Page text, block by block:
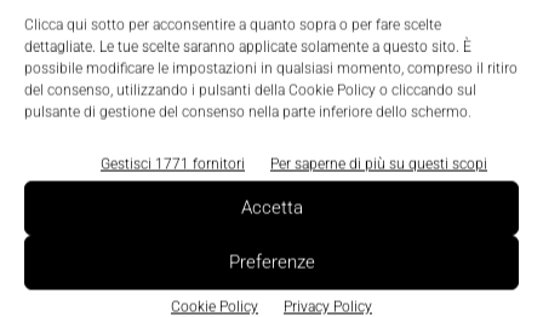
Clicca qui sotto per acconsentire a quanto sopra o per fare scelte
dettagliate. Le tue scelte saranno applicate solamente a questo sito. È
possibile modificare le impostazioni in qualsiasi momento, compreso il ritiro
del consenso, utilizzando i pulsanti della Cookie Policy o cliccando sul
pulsante di gestione del consenso nella parte inferiore dello schermo.
Gestisci 1771 fornitori Per saperne di più su questi scopi
Accetta
Preferenze
Cookie Policy Privacy Policy
TAGS Automation Fair News Philadelphia Rockwell Automation